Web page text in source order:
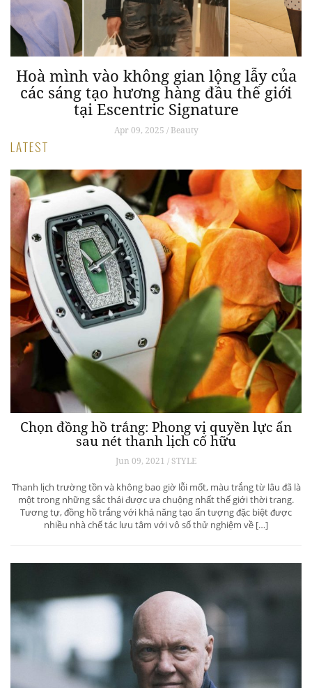
Hoà mình vào không gian lộng lẫy của
các sáng tạo hương hàng đầu thế giới
tại Escentric Signature
Apr 09, 2025 / Beauty
LATEST
Chọn đồng hồ trắng: Phong vị quyền lực ẩn
sau nét thanh lịch cố hữu
Jun 09, 2021 / STYLE
Thanh lịch trường tồn và không bao giờ lỗi mốt, màu trắng từ lâu đã là
một trong những sắc thái được ưa chuộng nhất thế giới thời trang.
Tương tự, đồng hồ trắng với khả năng tạo ấn tượng đặc biệt được
nhiều nhà chế tác lưu tâm với vô số thử nghiệm về […]